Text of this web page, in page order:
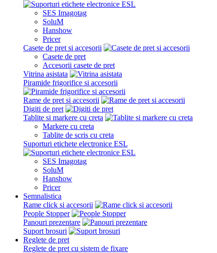
SES Imagotag
SoluM
Hanshow
Pricer
Casete de pret si accesorii
Casete de pret
Accesorii casete de pret
Vitrina asistata
Piramide frigorifice si accesorii
Rame de pret si accesorii
Digiti de pret
Tablite si markere cu creta
Markere cu creta
Tablite de scris cu creta
Suporturi etichete electronice ESL
SES Imagotag
SoluM
Hanshow
Pricer
Semnalistica
Rame click si accesorii
People Stopper
Panouri prezentare
Suport brosuri
Reglete de pret
Reglete de pret cu sistem de fixare